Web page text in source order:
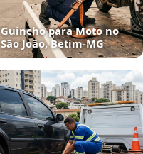
Guincho para Moto no
São João, Betim‑MG